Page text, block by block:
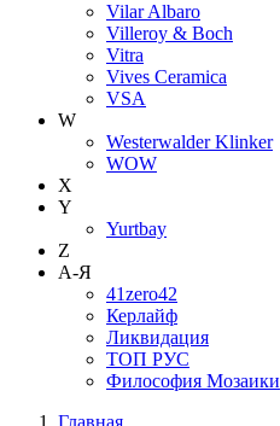
Vilar Albaro
Villeroy & Boch
Vitra
Vives Ceramica
VSA
W
Westerwalder Klinker
WOW
X
Y
Yurtbay
Z
А-Я
41zero42
Керлайф
Ликвидация
ТОП РУС
Философия Мозаики
Главная